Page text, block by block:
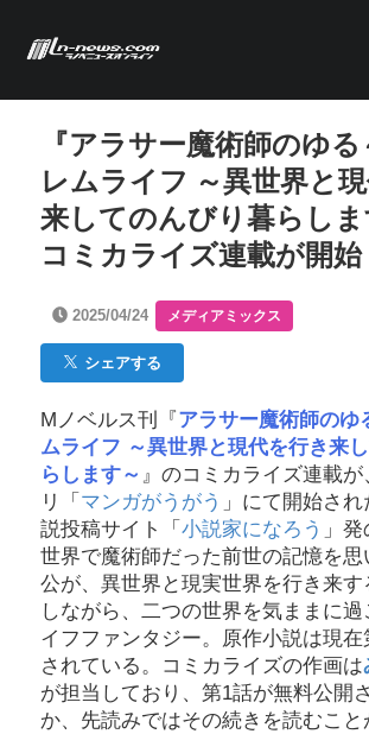
『アラサー魔術師のゆ
レムライフ ～異世界と
来してのんびり暮らし
コミカライズ連載が開始
2025/04/24 メディアミックス
シェアする
Mノベルス刊『 アラサー魔術師のゆ
ムライフ ～異世界と現代を行き来
らします～ 』のコミカライズ連載
リ「 マンガがうがう 」にて開始さ
説投稿サイト「 小説家になろう 」
世界で魔術師だった前世の記憶を思
公が、異世界と現実世界を行き来す
しながら、二つの世界を気ままに過
イフファンタジー。原作小説は現在
されている。コミカライズの作画は
が担当しており、第1話が無料公開
か、先読みではその続きを読むこと